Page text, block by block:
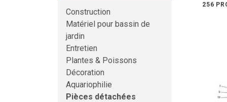
Construction
Matériel pour bassin de
jardin
Entretien
Plantes & Poissons
Décoration
Aquariophilie
Pièces détachées
256